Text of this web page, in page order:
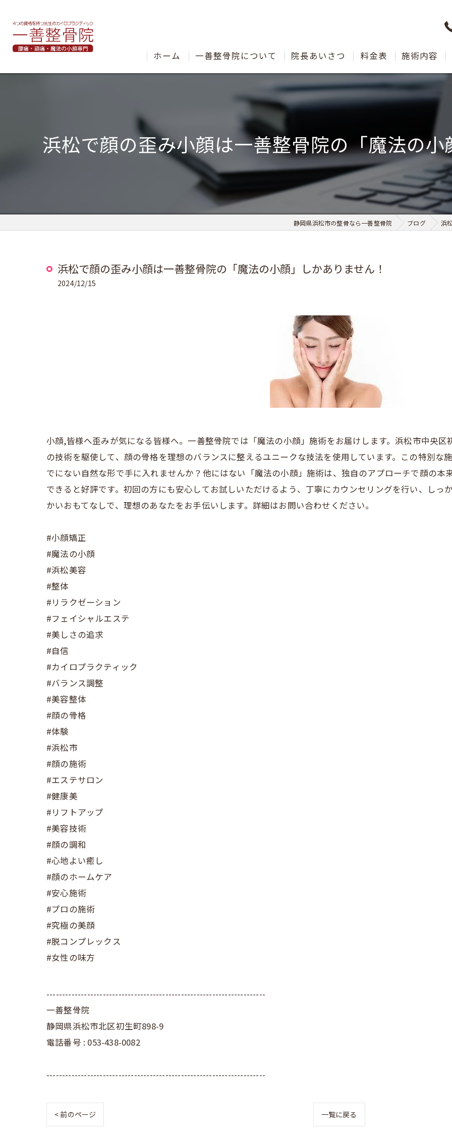
ホーム 一善整骨院について 院長あいさつ 料金表 施術内容
浜松で顔の歪み小顔は一善整骨院の「魔法の小
静岡県浜松市の整骨なら一善整骨院 ブログ 浜
浜松で顔の歪み小顔は一善整骨院の「魔法の小顔」しかありません！
2024/12/15
小顔,皆様へ歪みが気になる皆様へ。一善整骨院では「魔法の小顔」施術をお届けします。浜松市中央
の技術を駆使して、顔の骨格を理想のバランスに整えるユニークな技法を使用しています。この特別な
でにない自然な形で手に入れませんか？他にはない「魔法の小顔」施術は、独自のアプローチで顔の本
できると好評です。初回の方にも安心してお試しいただけるよう、丁寧にカウンセリングを行い、しっ
かいおもてなしで、理想のあなたをお手伝いします。詳細はお問い合わせください。
#小顔矯正
#魔法の小顔
#浜松美容
#整体
#リラクゼーション
#フェイシャルエステ
#美しさの追求
#自信
#カイロプラクティック
#バランス調整
#美容整体
#顔の骨格
#体験
#浜松市
#顔の施術
#エステサロン
#健康美
#リフトアップ
#美容技術
#顔の調和
#心地よい癒し
#顔のホームケア
#安心施術
#プロの施術
#究極の美顔
#脱コンプレックス
#女性の味方
----------------------------------------------------------------------
一善整骨院
静岡県浜松市北区初生町898-9
電話番号 : 053-438-0082
----------------------------------------------------------------------
< 前のページ 一覧に戻る